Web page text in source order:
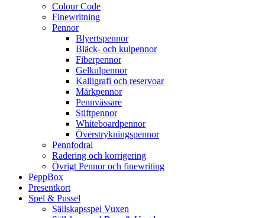
Colour Code
Finewritning
Pennor
Blyertspennor
Bläck- och kulpennor
Fiberpennor
Gelkulpennor
Kalligrafi och reservoar
Märkpennor
Pennvässare
Stiftpennor
Whiteboardpennor
Överstrykningspennor
Pennfodral
Radering och korrigering
Övrigt Pennor och finewriting
PeppBox
Presentkort
Spel & Pussel
Sällskapsspel Vuxen